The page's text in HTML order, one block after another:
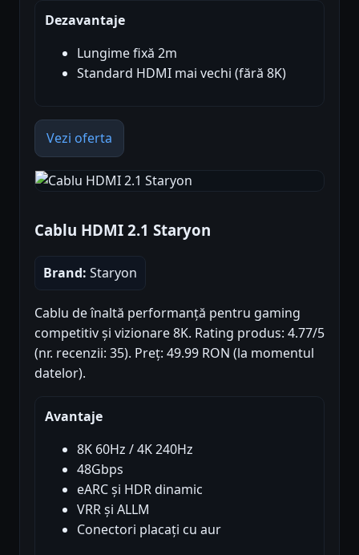
Dezavantaje
Lungime fixă 2m
Standard HDMI mai vechi (fără 8K)
Vezi oferta
Cablu HDMI 2.1 Staryon
Brand: Staryon
Cablu de înaltă performanță pentru gaming
competitiv și vizionare 8K. Rating produs: 4.77/5
(nr. recenzii: 35). Preț: 49.99 RON (la momentul
datelor).
Avantaje
8K 60Hz / 4K 240Hz
48Gbps
eARC și HDR dinamic
VRR și ALLM
Conectori placați cu aur